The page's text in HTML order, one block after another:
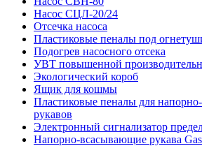
Насос СЦЛ-20/24
Отсечка насоса
Пластиковые пеналы под
Подогрев насосного отсека
УВТ повышенной
Экологический короб
Ящик для кошмы
Пластиковые пеналы для
рукавов
Электронный сигнализатор
Напорно-всасывающие рукава